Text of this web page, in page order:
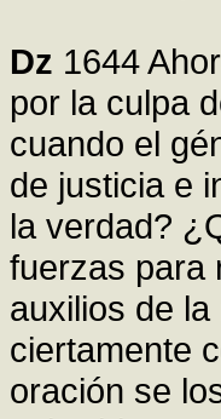
Dz 1644
por la culpa
cuando el
de justicia e
la verdad?
fuerzas para
auxilios de
ciertamente
oración se